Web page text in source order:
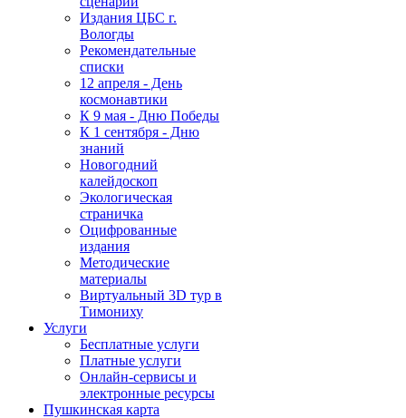
Издания ЦБС г.
Вологды
Рекомендательные
списки
12 апреля - День
космонавтики
К 9 мая - Дню Победы
К 1 сентября - Дню
знаний
Новогодний
калейдоскоп
Экологическая
страничка
Оцифрованные
издания
Методические
материалы
Виртуальный 3D тур в
Тимониху
Услуги
Бесплатные услуги
Платные услуги
Онлайн-сервисы и
электронные ресурсы
Пушкинская карта